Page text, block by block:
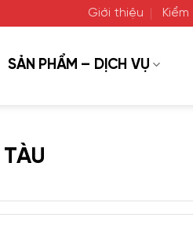
Giới thiệu
SẢN PHẨM – DỊCH VỤ